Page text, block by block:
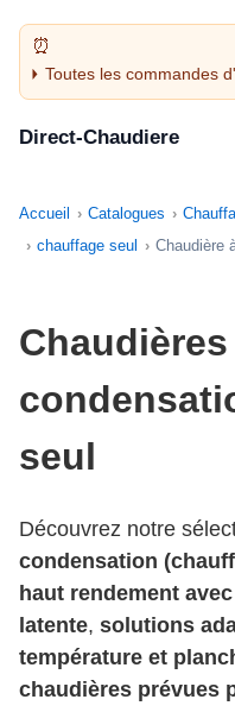
Toutes les commandes
avant 14H sont
Direct-Chaudiere
Accueil Catalogues
chauffage seul
Chaudière
seul
Découvrez notre
condensation
haut rendement
latente, solutions
température et
chaudières prévues